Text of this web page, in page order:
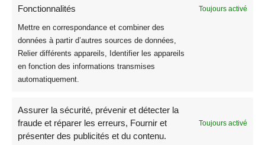
Fonctionnalités Toujours activé
Mettre en correspondance et combiner des
données à partir d’autres sources de données,
Relier différents appareils, Identifier les appareils
en fonction des informations transmises
automatiquement.
Assurer la sécurité, prévenir et détecter la
fraude et réparer les erreurs, Fournir et
présenter des publicités et du contenu.
Toujours activé
Tissu Coton Enduit Souple Oeko-Tex
Tissu Coton Uni Oeko-Tex 17
Coton Biologique GOTS
Coton Biologique Imprimé
16
Tissu Madras Guadeloupe Antillais Martinique
Tissu Licence 2
Tissu Licence Jurassic World
1